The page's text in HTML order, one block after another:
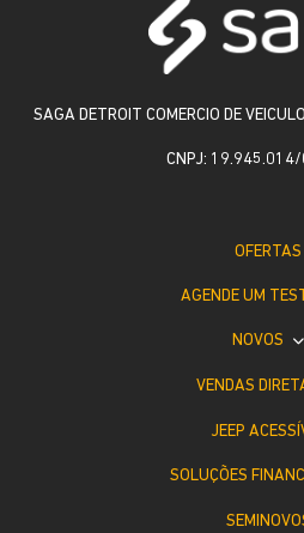
SAGA DETROIT COMERCIO DE
CNPJ:
OFERTAS
AGENDE UM
NOVOS
VENDAS
JEEP
SOLUÇÕES